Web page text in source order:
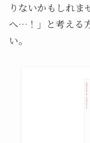
りないかもしれ
へ…！」と考える
い。